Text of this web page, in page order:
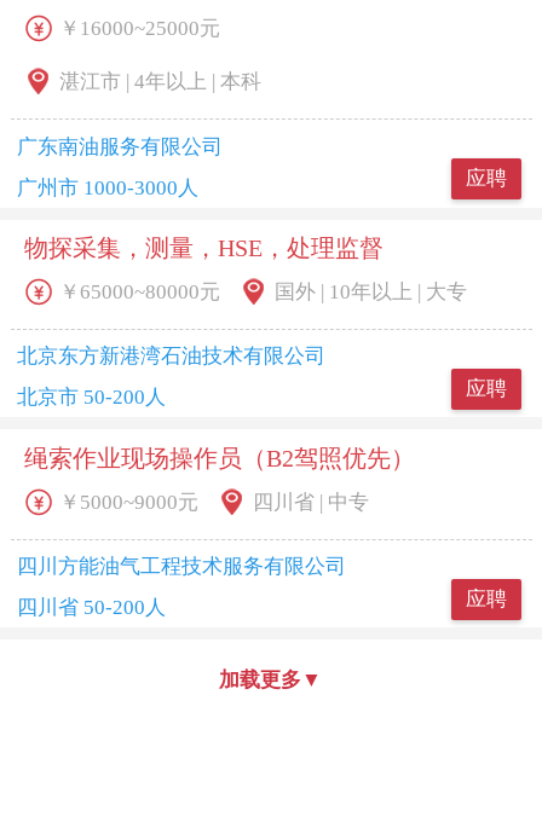
应聘
￥16000~25000元
湛江市 | 4年以上 | 本科
广东南油服务有限公司
广州市 1000-3000人
物探采集，测量，HSE，处理监督
应聘
￥65000~80000元 国外 | 10年以上 | 大专
北京东方新港湾石油技术有限公司
北京市 50-200人
绳索作业现场操作员（B2驾照优先）
应聘
￥5000~9000元 四川省 | 中专
四川方能油气工程技术服务有限公司
四川省 50-200人
加载更多 ▼